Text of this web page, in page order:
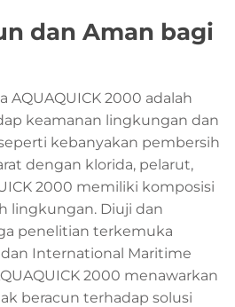
dan Aman bagi
AQUAQUICK 2000 adalah
keamanan lingkungan dan
kebanyakan pembersih
dengan klorida, pelarut,
2000 memiliki komposisi
lingkungan. Diuji dan
penelitian terkemuka
International Maritime
2000 menawarkan
beracun terhadap solusi